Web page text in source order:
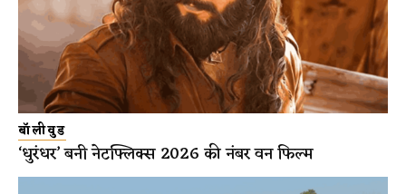
बॉलीवुड
‘धुरंधर’ बनी नेटफ्लिक्स 2026 की नंबर वन फिल्म